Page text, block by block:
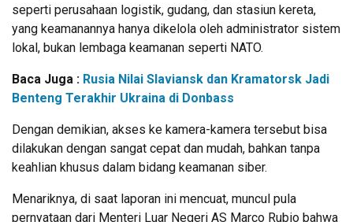
seperti perusahaan logistik, gudang, dan stasiun kereta,
yang keamanannya hanya dikelola oleh administrator sistem
lokal, bukan lembaga keamanan seperti NATO.
Baca Juga : Rusia Nilai Slaviansk dan Kramatorsk Jadi
Benteng Terakhir Ukraina di Donbass
Dengan demikian, akses ke kamera-kamera tersebut bisa
dilakukan dengan sangat cepat dan mudah, bahkan tanpa
keahlian khusus dalam bidang keamanan siber.
Menariknya, di saat laporan ini mencuat, muncul pula
pernyataan dari Menteri Luar Negeri AS Marco Rubio bahwa